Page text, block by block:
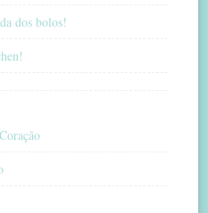
dos bolos!